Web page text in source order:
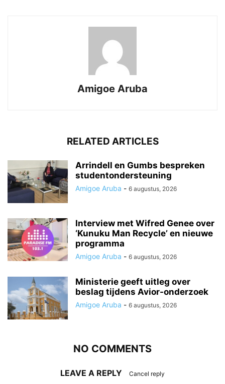
Amigoe Aruba
RELATED ARTICLES
Arrindell en Gumbs bespreken
studentondersteuning
Amigoe Aruba - 6 augustus, 2026
Interview met Wifred Genee over
‘Kunuku Man Recycle’ en nieuwe
programma
Amigoe Aruba - 6 augustus, 2026
Ministerie geeft uitleg over
beslag tijdens Avior-onderzoek
Amigoe Aruba - 6 augustus, 2026
NO COMMENTS
LEAVE A REPLY Cancel reply